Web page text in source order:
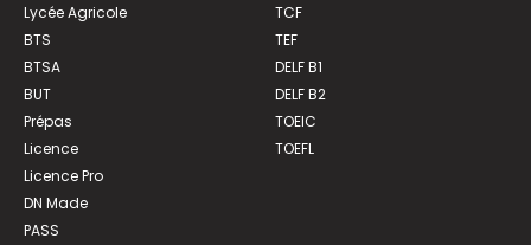
Lycée Agricole
BTS
BTSA
BUT
Prépas
Licence
Licence Pro
DN Made
PASS
TCF
TEF
DELF B1
DELF B2
TOEIC
TOEFL